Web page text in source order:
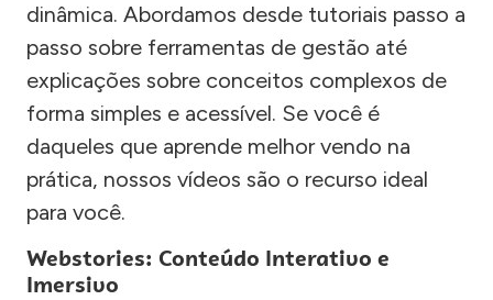
dinâmica. Abordamos desde tutoriais passo a
passo sobre ferramentas de gestão até
explicações sobre conceitos complexos de
forma simples e acessível. Se você é
daqueles que aprende melhor vendo na
prática, nossos vídeos são o recurso ideal
para você.
Webstories: Conteúdo Interativo e
Imersivo